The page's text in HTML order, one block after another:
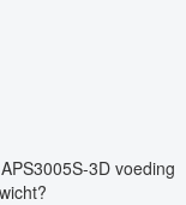
3D voeding